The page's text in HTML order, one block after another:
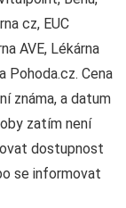
cz, EUC
AVE, Lékárna
Pohoda.cz. Cena
známa, a datum
zatím není
dostupnost
se informovat